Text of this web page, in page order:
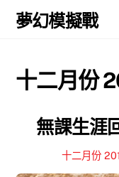
Skip
夢幻模擬戰
十二月份
無課生涯
十二月份